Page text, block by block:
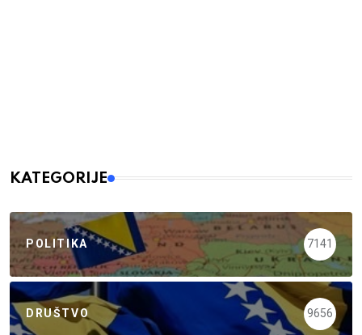
KATEGORIJE
POLITIKA 7141
DRUŠTVO 9656